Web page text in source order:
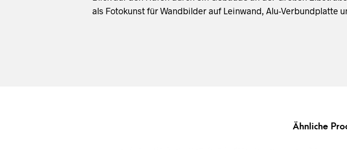
als Fotokunst für Wandbilder auf Leinwand, Alu-Verbundplatte
Ähnliche